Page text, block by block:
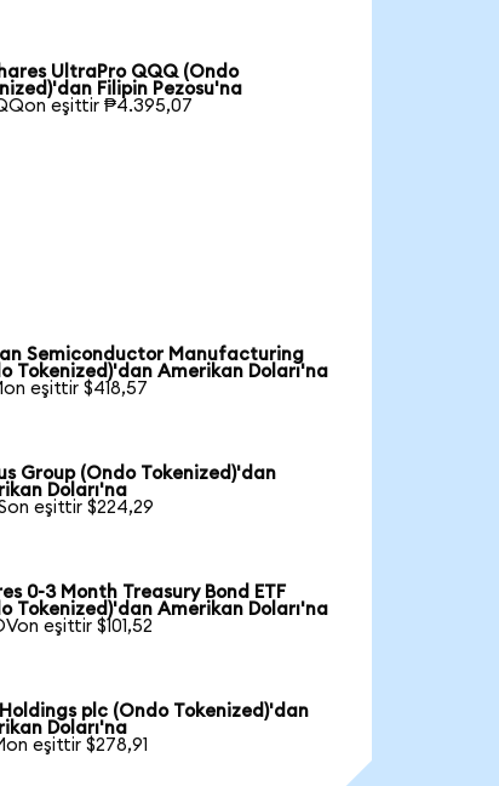
UltraPro QQQ (Ondo
Filipin Pezosu'na
eşittir ₱4.395,07
Semiconductor Manufacturing
Tokenized)'dan Amerikan Doları'na
eşittir $418,57
Group (Ondo Tokenized)'dan
Doları'na
eşittir $224,29
0-3 Month Treasury Bond ETF
Tokenized)'dan Amerikan Doları'na
eşittir $101,52
plc (Ondo Tokenized)'dan
Doları'na
eşittir $278,91